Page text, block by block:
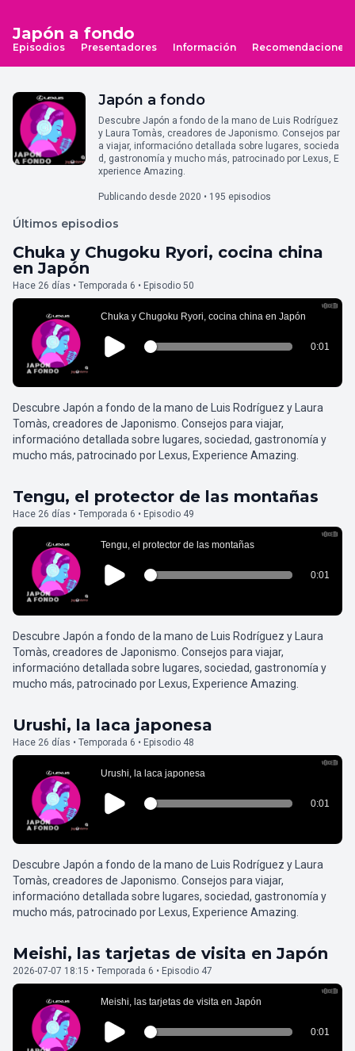
Japón a fondo
Episodios Presentadores Información Recomendaciones
Japón a fondo
Descubre Japón a fondo de la mano de Luis Rodríguez
y Laura Tomàs, creadores de Japonismo. Consejos par
a viajar, informacióno detallada sobre lugares, socieda
d, gastronomía y mucho más, patrocinado por Lexus, E
xperience Amazing.
Publicando desde 2020 • 195 episodios
Últimos episodios
Chuka y Chugoku Ryori, cocina china
en Japón
Hace 26 días • Temporada 6 • Episodio 50
Descubre Japón a fondo de la mano de Luis Rodríguez y Laura
Tomàs, creadores de Japonismo. Consejos para viajar,
informacióno detallada sobre lugares, sociedad, gastronomía y
mucho más, patrocinado por Lexus, Experience Amazing.
Tengu, el protector de las montañas
Hace 26 días • Temporada 6 • Episodio 49
Descubre Japón a fondo de la mano de Luis Rodríguez y Laura
Tomàs, creadores de Japonismo. Consejos para viajar,
informacióno detallada sobre lugares, sociedad, gastronomía y
mucho más, patrocinado por Lexus, Experience Amazing.
Urushi, la laca japonesa
Hace 26 días • Temporada 6 • Episodio 48
Descubre Japón a fondo de la mano de Luis Rodríguez y Laura
Tomàs, creadores de Japonismo. Consejos para viajar,
informacióno detallada sobre lugares, sociedad, gastronomía y
mucho más, patrocinado por Lexus, Experience Amazing.
Meishi, las tarjetas de visita en Japón
2026-07-07 18:15 • Temporada 6 • Episodio 47